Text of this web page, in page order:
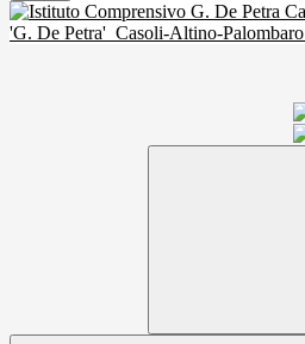
'G. De Petra' Casoli-Altino-Palombaro